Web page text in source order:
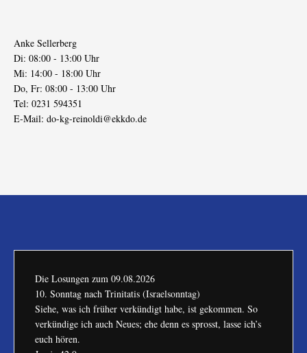
Anke Sellerberg
Di: 08:00 - 13:00 Uhr
Mi: 14:00 - 18:00 Uhr
Do, Fr: 08:00 - 13:00 Uhr
Tel: 0231 594351
E-Mail: do-kg-reinoldi@ekkdo.de
Die Losungen zum 09.08.2026
10. Sonntag nach Trinitatis (Israelsonntag)
Siehe, was ich früher verkündigt habe, ist gekommen. So
verkündige ich auch Neues; ehe denn es sprosst, lasse ich’s
euch hören.